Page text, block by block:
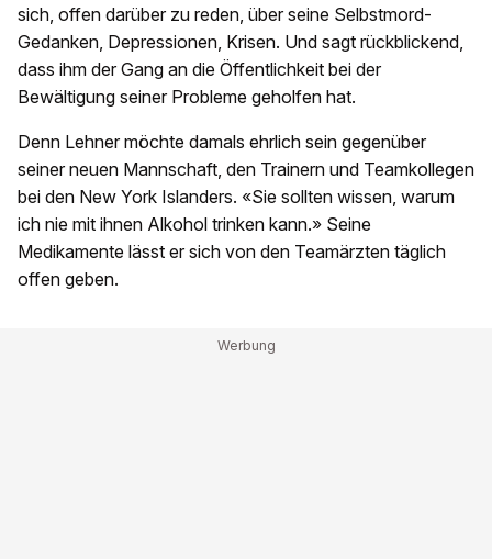
sich, offen darüber zu reden, über seine Selbstmord-
Gedanken, Depressionen, Krisen. Und sagt rückblickend,
dass ihm der Gang an die Öffentlichkeit bei der
Bewältigung seiner Probleme geholfen hat.
Denn Lehner möchte damals ehrlich sein gegenüber
seiner neuen Mannschaft, den Trainern und Teamkollegen
bei den New York Islanders. «Sie sollten wissen, warum
ich nie mit ihnen Alkohol trinken kann.» Seine
Medikamente lässt er sich von den Teamärzten täglich
offen geben.